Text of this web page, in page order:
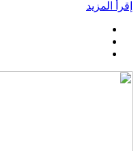
إقرأ المزيد